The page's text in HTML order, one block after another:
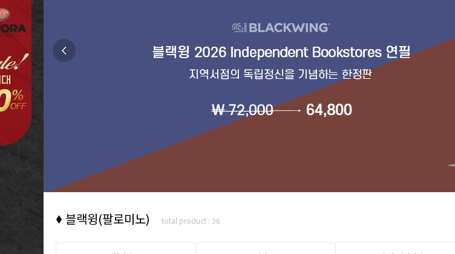
블랙윙(팔로미노) total product : 36